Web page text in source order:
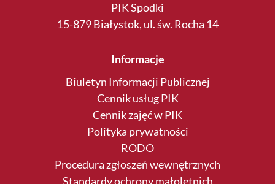
PIK Spodki
15-879 Białystok, ul. św. Rocha 14
Informacje
Biuletyn Informacji Publicznej
Cennik usług PIK
Cennik zajęć w PIK
Polityka prywatności
RODO
Procedura zgłoszeń wewnętrznych
Standardy ochrony małoletnich